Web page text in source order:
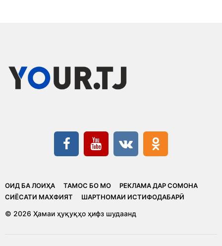
ОИД БА ЛОИҲА ТАМОС БО МО
РЕКЛАМА ДАР СОМОНА
CИЁСАТИ МАХФИЯТ
ШАРТНОМАИ ИСТИФОДАБАРӢ
© 2026 Ҳамаи ҳуқуқҳо ҳифз шудаанд